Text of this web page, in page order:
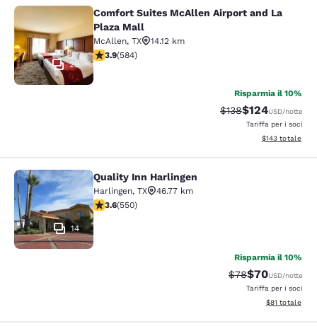
Comfort Suites McAllen Airport and
29
Comfort Suites McAllen Airport and La
Plaza Mall
McAllen, TX
14.12 km
Valutazione di 3.94 stelle. Buono. 584 recensioni
3.9(584)
Risparmia il 10%
Tariffa di barratura:
$138Tariffa
$124USD/notte
Tariffa per i soci
Visualizza i
$143 totale
Quality Inn Harlingen
14
Quality Inn Harlingen
Harlingen, TX
46.77 km
Valutazione di 3.58 stelle. Buono. 550 recensioni
3.6(550)
Risparmia il 10%
Tariffa di
$78Tariffa
$70USD/notte
Tariffa per i soci
Visualizza i
$81 totale